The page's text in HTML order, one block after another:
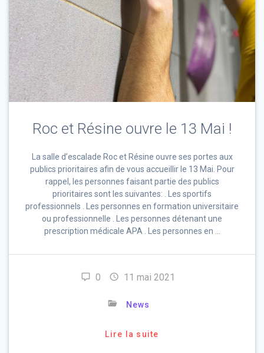
Roc et Résine ouvre le 13 Mai !
La salle d’escalade Roc et Résine ouvre ses portes aux
publics prioritaires afin de vous accueillir le 13 Mai. Pour
rappel, les personnes faisant partie des publics
prioritaires sont les suivantes: . Les sportifs
professionnels . Les personnes en formation universitaire
ou professionnelle . Les personnes détenant une
prescription médicale APA . Les personnes en …
0 11 mai 2021
News
Lire la suite